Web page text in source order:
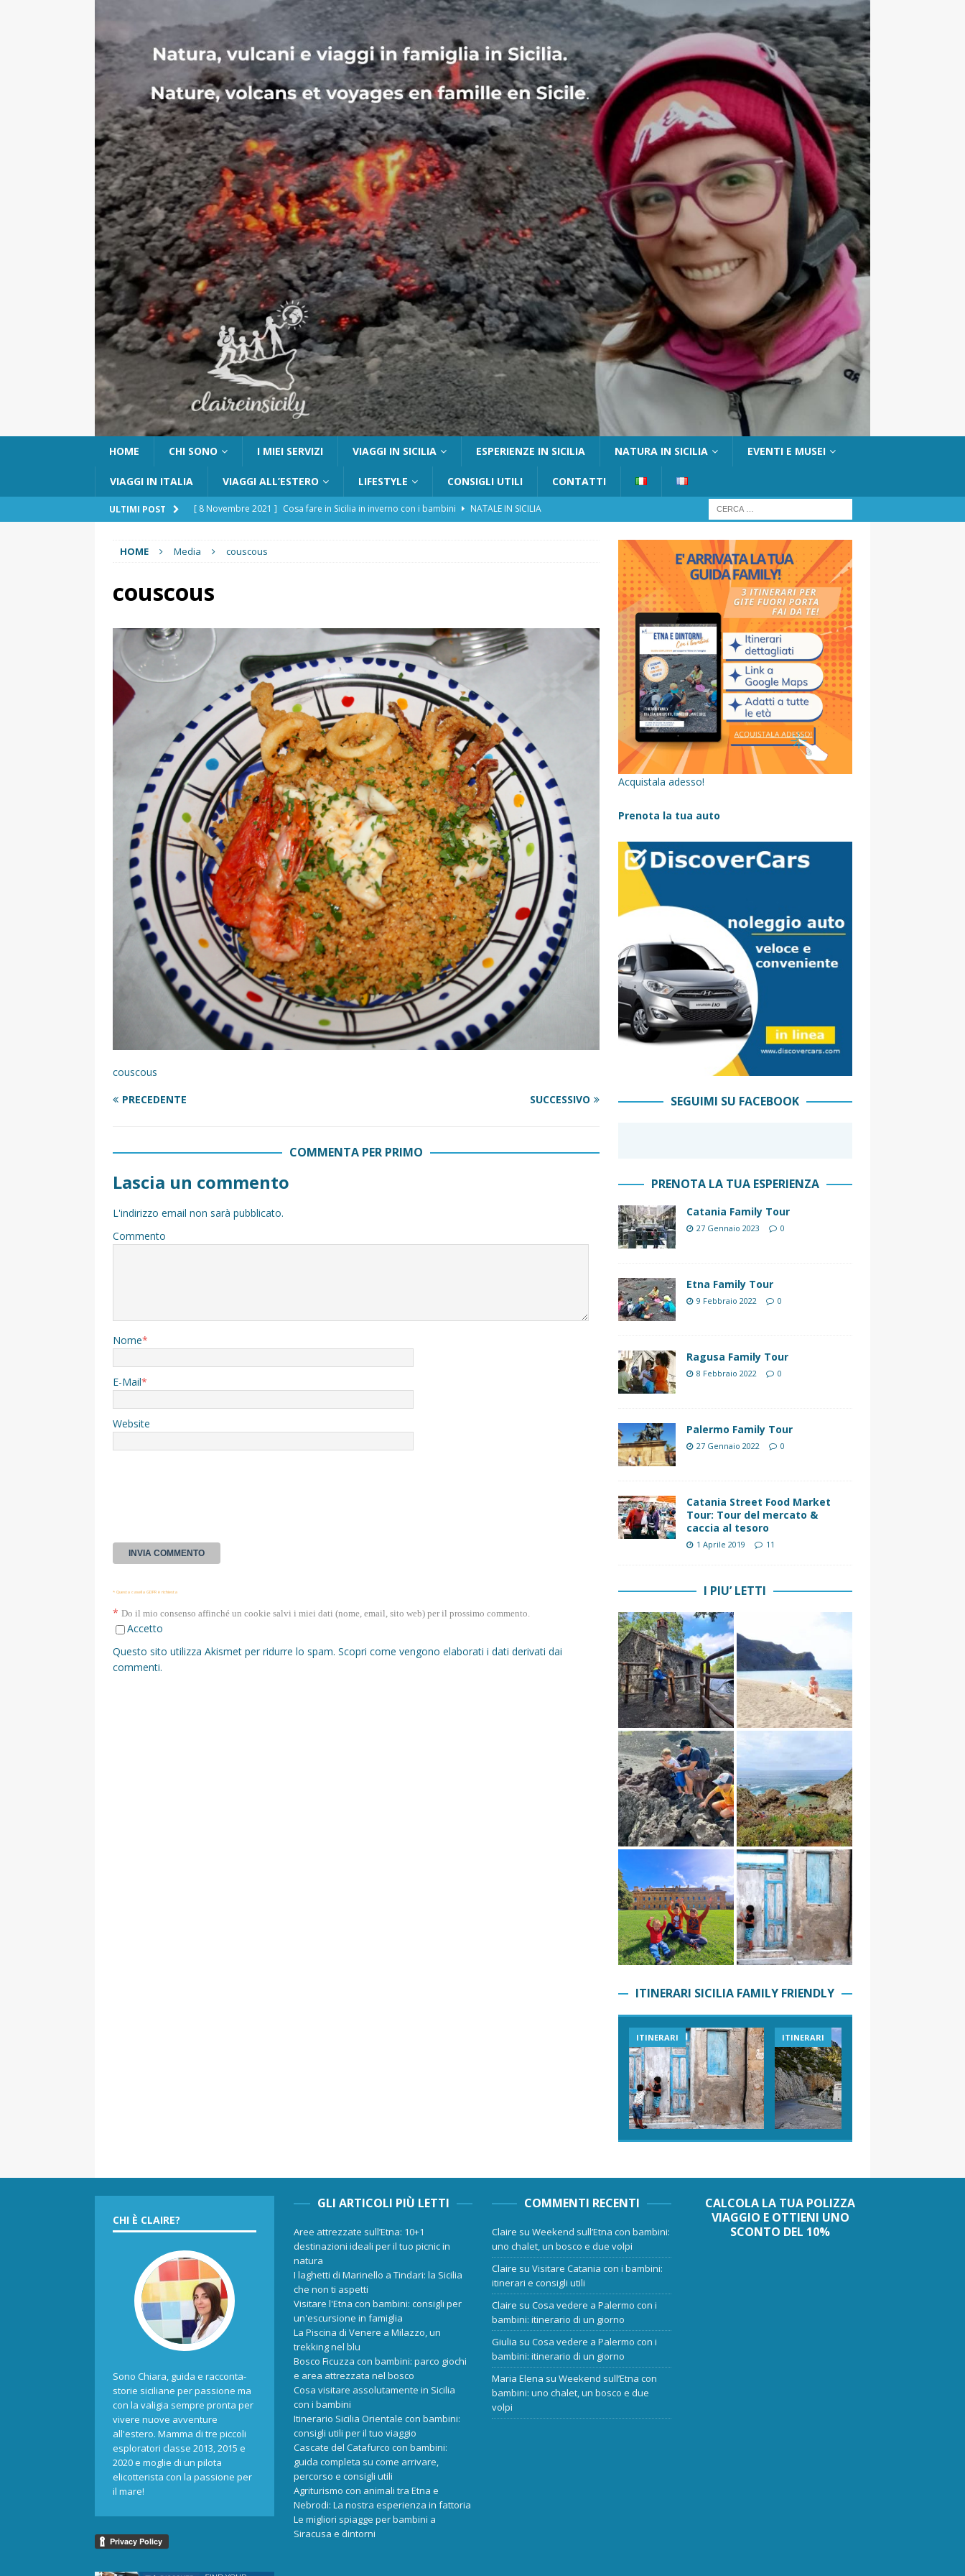
HOME CHI SONO I MIEI SERVIZI VIAGGI IN SICILIA ESPERIENZE IN SICILIA NATURA IN SICILIA EVENTI E MUSEI
VIAGGI IN ITALIA VIAGGI ALL’ESTERO LIFESTYLE CONSIGLI UTILI CONTATTI
ULTIMI POST [ 8 Novembre 2021 ] Cosa fare in Sicilia in inverno con i bambini
NATALE IN SICILIA
[ 6 Maggio 2026 ]
DOVE DORMIRE
[ 17 Dicembre 2025 ] Organizzare un viaggio in Sicilia con i bambini (senza stress)
UTILI
[ 14 Settembre 2025 ]
Rifugi e Bivacchi sull’Etna: Guida Completa per Famiglie
PARCHI NATURALI E AREE PICNIC
[ 2 Aprile 2025 ] Escursioni in Sicilia con bambini: itinerari imperdibili (+ consigli utili)- Parte 1
VIAGGI IN SICILIA
[ 17 Settembre 2023 ] Vendemmia con i bambini in Sicilia, dove andare?
FATTORIE
DIDATTICHE
[ 19 Gennaio 2023 ] Visitare la Fiumara d’Arte con i bambini, quando la natura incontra l’arte
VIAGGI IN SICILIA
[ 20 Marzo 2022 ] Cosa fare in Sicilia con i bambini: mare, attività e tour a prova di famiglia
VIAGGI IN SICILIA
HOME Media couscous
couscous
couscous
PRECEDENTE
SUCCESSIVO
COMMENTA PER PRIMO
Lascia un commento
L'indirizzo email non sarà pubblicato.
Commento
Nome*
E-Mail*
Website
* Questa casella GDPR è richiesta
* Do il mio consenso affinché un cookie salvi i miei dati (nome, email, sito web) per il prossimo commento.
Accetto
Questo sito utilizza Akismet per ridurre lo spam. Scopri come vengono elaborati i dati derivati dai
commenti.
Acquistala adesso!
Prenota la tua auto
SEGUIMI SU FACEBOOK
PRENOTA LA TUA ESPERIENZA
Catania Family Tour
27 Gennaio 2023 0
Etna Family Tour
9 Febbraio 2022 0
Ragusa Family Tour
8 Febbraio 2022 0
Palermo Family Tour
27 Gennaio 2022 0
Catania Street Food Market
Tour: Tour del mercato &
caccia al tesoro
1 Aprile 2019 11
I PIU’ LETTI
ITINERARI SICILIA FAMILY FRIENDLY
ITINERARI ITINERARI
CHI È CLAIRE?
Sono Chiara, guida e racconta-
storie siciliane per passione ma
con la valigia sempre pronta per
vivere nuove avventure
all'estero. Mamma di tre piccoli
esploratori classe 2013, 2015 e
2020 e moglie di un pilota
elicotterista con la passione per
il mare!
GLI ARTICOLI PIÙ LETTI
Aree attrezzate sull’Etna: 10+1
destinazioni ideali per il tuo picnic in
natura
I laghetti di Marinello a Tindari: la Sicilia
che non ti aspetti
Visitare l'Etna con bambini: consigli per
un'escursione in famiglia
La Piscina di Venere a Milazzo, un
trekking nel blu
Bosco Ficuzza con bambini: parco giochi
e area attrezzata nel bosco
Cosa visitare assolutamente in Sicilia
con i bambini
Itinerario Sicilia Orientale con bambini:
consigli utili per il tuo viaggio
Cascate del Catafurco con bambini:
guida completa su come arrivare,
percorso e consigli utili
Agriturismo con animali tra Etna e
Nebrodi: La nostra esperienza in fattoria
Le migliori spiagge per bambini a
Siracusa e dintorni
COMMENTI RECENTI
Claire suWeekend sull’Etna con bambini:
uno chalet, un bosco e due volpi
Claire suVisitare Catania con i bambini:
itinerari e consigli utili
Claire suCosa vedere a Palermo con i
bambini: itinerario di un giorno
Giulia suCosa vedere a Palermo con i
bambini: itinerario di un giorno
Maria Elena suWeekend sull’Etna con
bambini: uno chalet, un bosco e due
volpi
CALCOLA LA TUA POLIZZA
VIAGGIO E OTTIENI UNO
SCONTO DEL 10%